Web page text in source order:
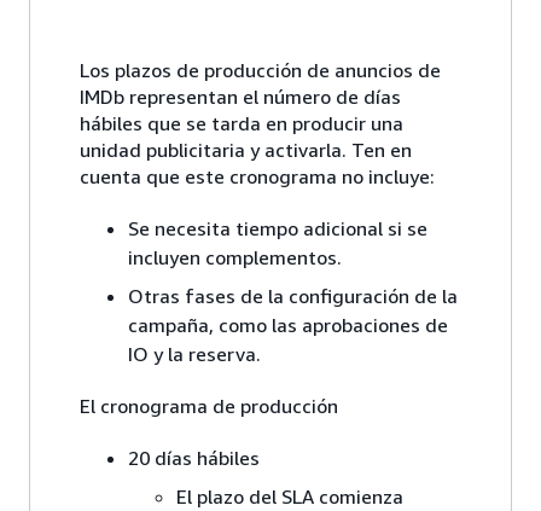
Los plazos de producción de anuncios de
IMDb representan el número de días
hábiles que se tarda en producir una
unidad publicitaria y activarla. Ten en
cuenta que este cronograma no incluye:
Se necesita tiempo adicional si se
incluyen complementos.
Otras fases de la configuración de la
campaña, como las aprobaciones de
IO y la reserva.
El cronograma de producción
20 días hábiles
El plazo del SLA comienza